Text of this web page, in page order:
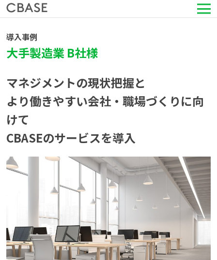
サービス
活用シーン
導入事例
セミナー情報
HRコラム
お知らせ
よくある質問
導入事例
大手製造業 B社様
マネジメントの現状把握と
より働きやすい会社・職場づくりに向
けて
CBASEのサービスを導入